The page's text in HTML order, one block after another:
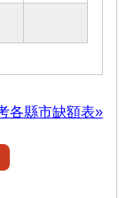
各縣市缺額表»